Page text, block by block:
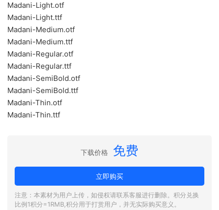
Madani-Light.otf
Madani-Light.ttf
Madani-Medium.otf
Madani-Medium.ttf
Madani-Regular.otf
Madani-Regular.ttf
Madani-SemiBold.otf
Madani-SemiBold.ttf
Madani-Thin.otf
Madani-Thin.ttf
下载价格 免费
立即购买
注意：本素材为用户上传，如侵权请联系客服进行删除。积分兑换
比例1积分=1RMB,积分用于打赏用户，并无实际购买意义。